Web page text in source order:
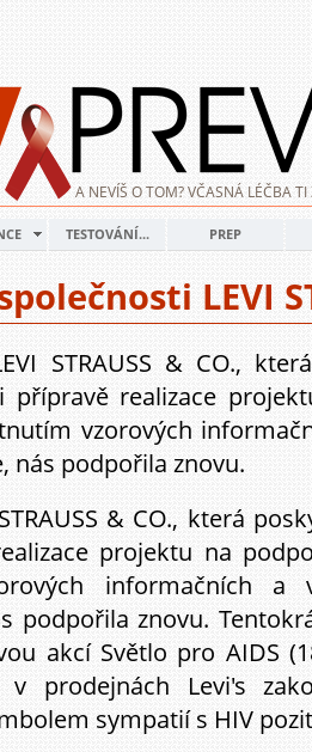
A NEVÍŠ O TOM? VČASNÁ LÉČBA
TESTOVÁNÍ... PREP
LEVI
STRAUSS & CO.,
přípravě realizace
vzorových
nás podpořila znovu.
& CO., která
projektu na
informačních a
podpořila znovu.
akcí Světlo pro AIDS
v prodejnách Levi's
sympatií s HIV